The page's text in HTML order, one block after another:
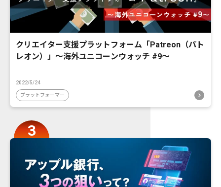
クリエイター支援プラットフォーム「Patreon（パト
レオン）」〜海外ユニコーンウォッチ #9〜
2022/5/24
プラットフォーマー